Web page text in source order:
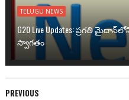
TELUGU NEWS
G20 Live Updates: ప్రగతి
స్వాగతం
PREVIOUS